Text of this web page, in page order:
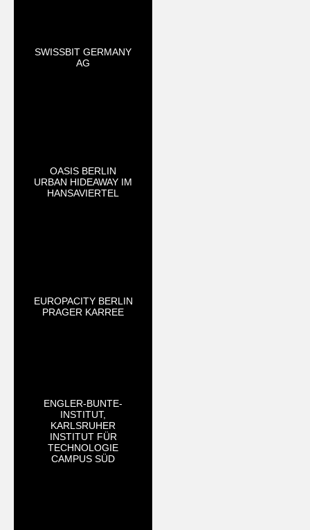
SWISSBIT GERMANY
AG
OASIS BERLIN
URBAN HIDEAWAY IM
HANSAVIERTEL
EUROPACITY BERLIN
PRAGER KARREE
ENGLER-BUNTE-
INSTITUT,
KARLSRUHER
INSTITUT FÜR
TECHNOLOGIE
CAMPUS SÜD